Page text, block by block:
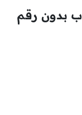
بدون رقم